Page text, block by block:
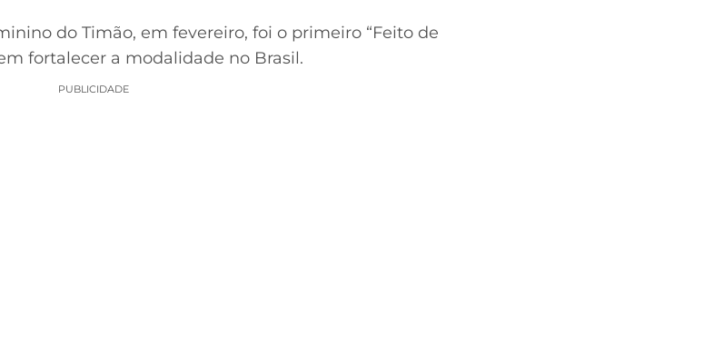
do Timão, em fevereiro, foi o primeiro “Feito de
fortalecer a modalidade no Brasil.
PUBLICIDADE